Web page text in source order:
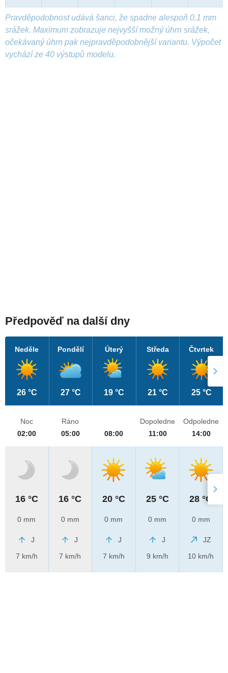
Pravděpodobnost udává šanci, že spadne alespoň 0,1 mm
srážek. Maximum zobrazuje nejvyšší možný úhrn srážek,
očekávaný úhrn pak nejpravděpodobnější variantu. Výpočet
vychází ze 40 výstupů modelu.
Předpověď na další dny
Neděle
26 °C
Pondělí
27 °C
Úterý
19 °C
Středa
21 °C
Čtvrtek
25 °C
Noc
02:00
16 °C
0 mm
J
7 km/h
Ráno
05:00
16 °C
0 mm
J
7 km/h
08:00
20 °C
0 mm
J
7 km/h
Dopoledne
11:00
25 °C
0 mm
J
9 km/h
Odpoledne
14:00
28 °C
0 mm
JZ
10 km/h